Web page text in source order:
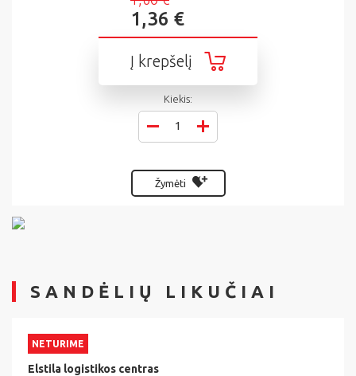
1,36 €
Į krepšelį
Kiekis:
Žymėti
SANDĖLIŲ LIKUČIAI
NETURIME
Elstila logistikos centras